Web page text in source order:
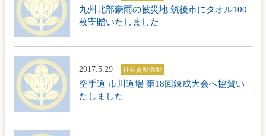
九州北部豪雨の被災地 筑後市にタオル100
枚寄贈いたしました
2017.5.29 社会貢献活動
空手道 市川道場 第18回錬成大会へ協賛い
たしました